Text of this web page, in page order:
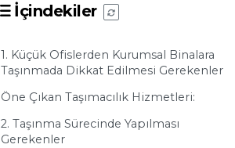
İçindekiler
1. Küçük Ofislerden Kurumsal Binalara
Taşınmada Dikkat Edilmesi Gerekenler
Öne Çıkan Taşımacılık Hizmetleri:
2. Taşınma Sürecinde Yapılması
Gerekenler